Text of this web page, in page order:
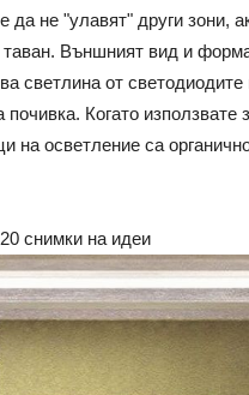
да не "улавят" други зони,
Външният вид и
светлина от
Когато използвате
на осветление са
снимки на идеи